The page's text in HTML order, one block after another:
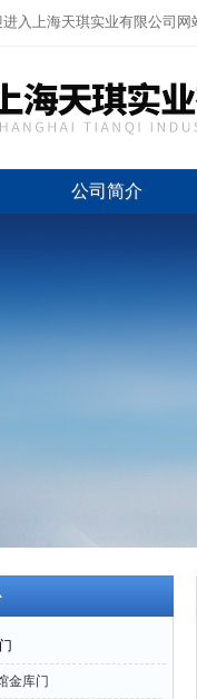
入上海天琪实业有限公司网
公司简介
金库门